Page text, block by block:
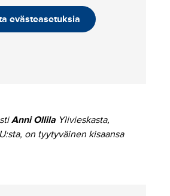
evästeasetuksia
Anni Ollila Ylivieskasta,
on tyytyväinen kisaansa